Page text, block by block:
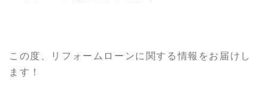
この度、リフォームローンに関する情報をお届けし
ます！